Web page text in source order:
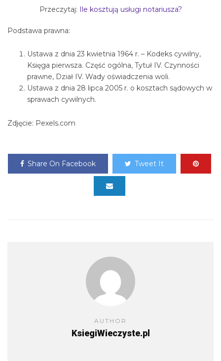
Przeczytaj: Ile kosztują usługi notariusza?
Podstawa prawna:
Ustawa z dnia 23 kwietnia 1964 r. – Kodeks cywilny,
Księga pierwsza. Część ogólna, Tytuł IV. Czynności
prawne, Dział IV. Wady oświadczenia woli.
Ustawa z dnia 28 lipca 2005 r. o kosztach sądowych w
sprawach cywilnych.
Zdjęcie: Pexels.com
Share On Facebook Tweet It
AUTHOR
KsiegiWieczyste.pl